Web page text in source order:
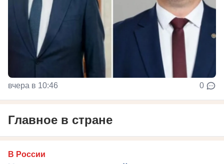
вчера в 10:46 0
Главное в стране
В России